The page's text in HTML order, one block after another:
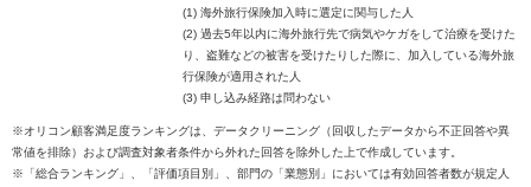
(1) 海外旅行保険加入時に選定に関与した人
(2) 過去5年以内に海外旅行先で病気やケガをして治療を受けた
り、盗難などの被害を受けたりした際に、加入している海外旅
行保険が適用された人
(3) 申し込み経路は問わない
※オリコン顧客満足度ランキングは、データクリーニング（回収したデータから不正回答や異
常値を排除）および調査対象者条件から外れた回答を除外した上で作成しています。
※「総合ランキング」、「評価項目別」、部門の「業態別」においては有効回答者数が規定人